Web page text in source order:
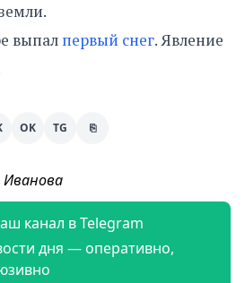
выпал первый снег. Явление
OK TG ⎘
канал в Telegram
дня — оперативно,